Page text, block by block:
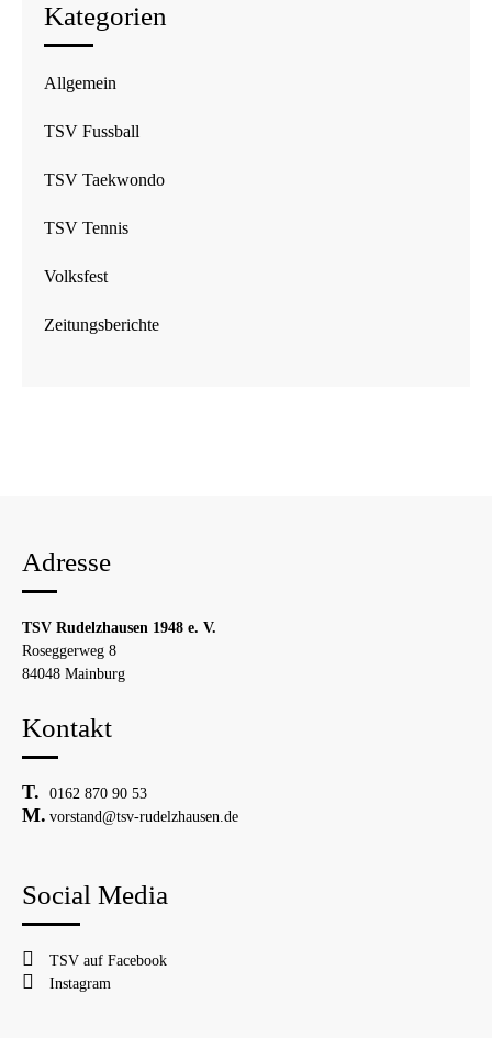
Kategorien
Allgemein
TSV Fussball
TSV Taekwondo
TSV Tennis
Volksfest
Zeitungsberichte
Adresse
TSV Rudelzhausen 1948 e. V.
Roseggerweg 8
84048 Mainburg
Kontakt
0162 870 90 53
vorstand@tsv-rudelzhausen.de
Social Media
TSV auf Facebook
Instagram